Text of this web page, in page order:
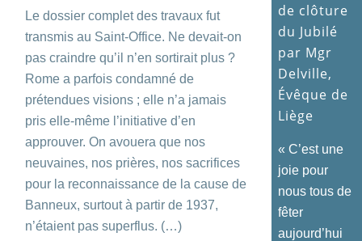
Le dossier complet des travaux fut
transmis au Saint-Office. Ne devait-on
pas craindre qu’il n’en sortirait plus ?
Rome a parfois condamné de
prétendues visions ; elle n’a jamais
pris elle-même l’initiative d’en
approuver. On avouera que nos
neuvaines, nos prières, nos sacrifices
pour la reconnaissance de la cause de
Banneux, surtout à partir de 1937,
n’étaient pas superflus. (…)
de clôture
du Jubilé
par Mgr
Delville,
Évêque de
Liège
« C’est une
joie pour
nous tous de
fêter
aujourd’hui